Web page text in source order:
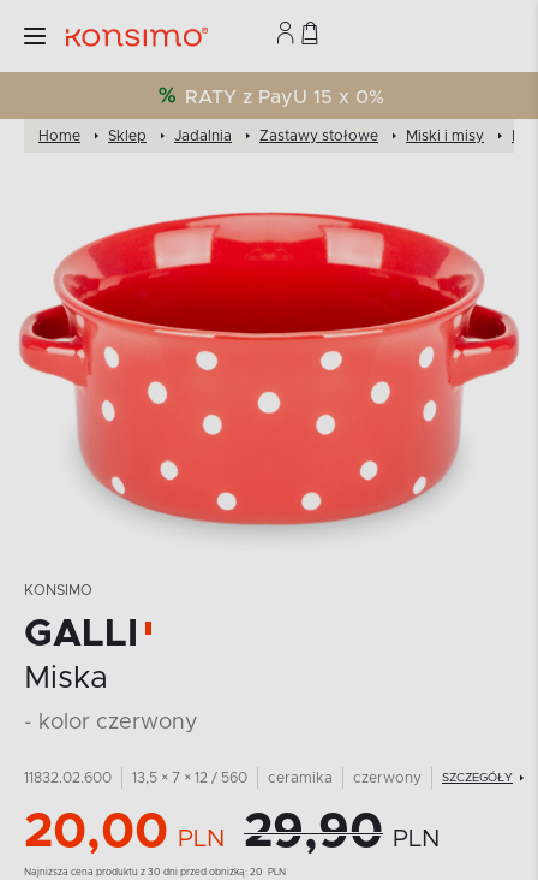
RATY z PayU 15 x 0%
Home Sklep Jadalnia Zastawy stołowe Miski i misy
KONSIMO
GALLI
Miska
- kolor czerwony
11832.02.600 13,5 × 7 × 12 / 560 ceramika czerwony SZCZEGÓŁY
20,00 PLN 29,90 PLN
Najnizsza cena produktu z 30 dni przed obniżką: 20 PLN